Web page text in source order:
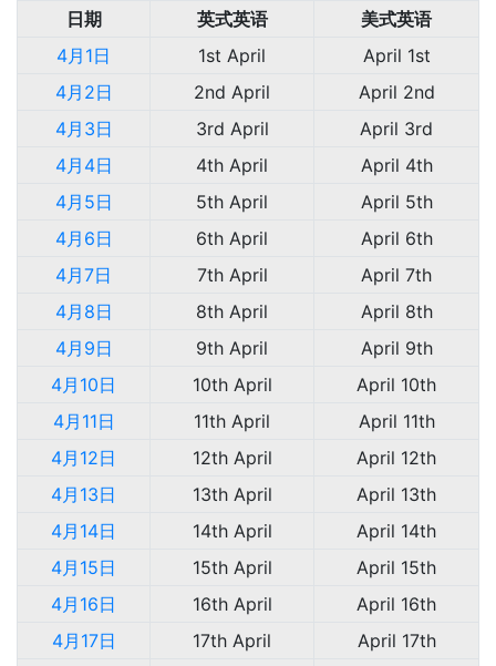
日期 英式英语
美式英语
4月1日
1st April
April 1st
4月2日
2nd April
April 2nd
4月3日
3rd April
April 3rd
4月4日
4th April
April 4th
4月5日
5th April
April 5th
4月6日
6th April
April 6th
4月7日
7th April
April 7th
4月8日
8th April
April 8th
4月9日
9th April
April 9th
4月10日
10th April
April 10th
4月11日
11th April
April 11th
4月12日
12th April
April 12th
4月13日
13th April
April 13th
4月14日
14th April
April 14th
4月15日
15th April
April 15th
4月16日
16th April
April 16th
4月17日
17th April April 17th